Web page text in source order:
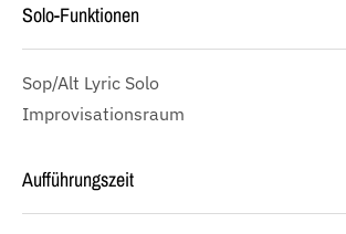
Solo-Funktionen
Sop/Alt Lyric Solo
Improvisationsraum
Aufführungszeit